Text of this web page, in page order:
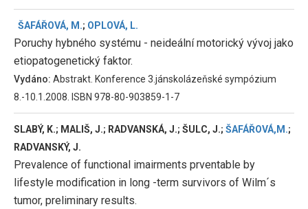
ŠAFÁŘOVÁ, M.; OPLOVÁ, L.
Poruchy hybného systému - neideální motorický vývoj jako
etiopatogenetický faktor.
Vydáno: Abstrakt. Konference 3.jánskolázeňské sympózium
8.-10.1.2008. ISBN 978-80-903859-1-7
SLABÝ, K.; MALIŠ, J.; RADVANSKÁ, J.; ŠULC, J.; ŠAFÁŘOVÁ,M.;
RADVANSKÝ, J.
Prevalence of functional imairments prventable by
lifestyle modification in long -term survivors of Wilm´s
tumor, preliminary results.